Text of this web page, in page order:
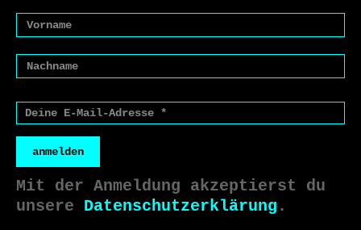
anmelden
Mit der Anmeldung akzeptierst du
unsere Datenschutzerklärung .